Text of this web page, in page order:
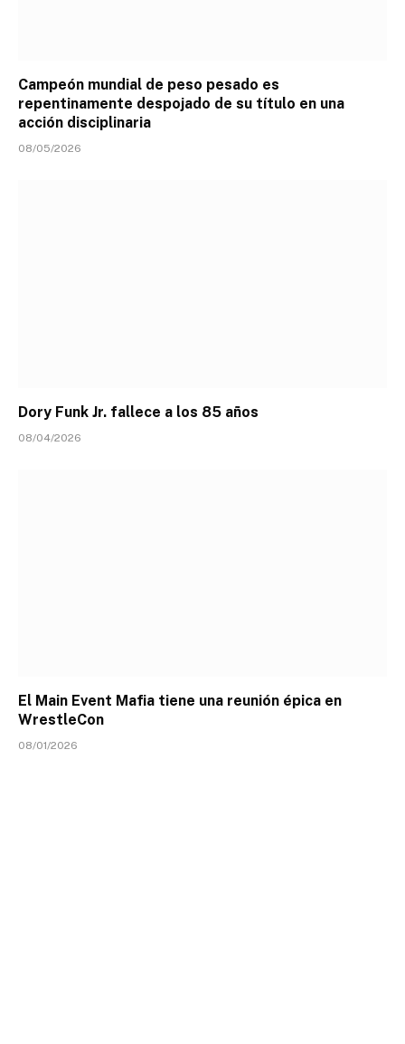
Campeón mundial de peso pesado es
repentinamente despojado de su título en una
acción disciplinaria
08/05/2026
Dory Funk Jr. fallece a los 85 años
08/04/2026
El Main Event Mafia tiene una reunión épica en
WrestleCon
08/01/2026